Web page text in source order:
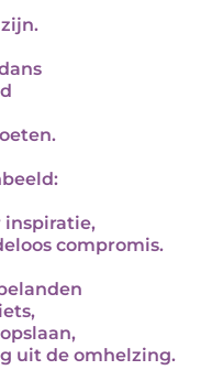
inspiratie,
compromis.
uit de omhelzing.